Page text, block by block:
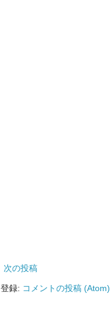
次の投稿
登録: コメントの投稿 (Atom)